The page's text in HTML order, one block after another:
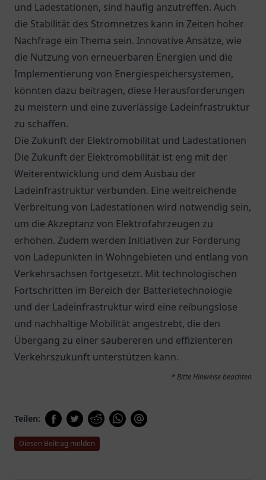
und Ladestationen, sind häufig anzutreffen. Auch
die Stabilität des Stromnetzes kann in Zeiten hoher
Nachfrage ein Thema sein. Innovative Ansätze, wie
die Nutzung von erneuerbaren Energien und die
Implementierung von Energiespeichersystemen,
könnten dazu beitragen, diese Herausforderungen
zu meistern und eine zuverlässige Ladeinfrastruktur
zu schaffen.
Die Zukunft der Elektromobilität und Ladestationen
Die Zukunft der Elektromobilität ist eng mit der
Weiterentwicklung und dem Ausbau der
Ladeinfrastruktur verbunden. Eine weitreichende
Verbreitung von Ladestationen wird notwendig sein,
um die Akzeptanz von Elektrofahrzeugen zu
erhöhen. Zudem werden Initiativen zur Förderung
von Ladepunkten in Wohngebieten und entlang von
Verkehrsachsen fortgesetzt. Mit technologischen
Fortschritten im Bereich der Batterietechnologie
und der Ladeinfrastruktur wird eine reibungslose
und nachhaltige Mobilität angestrebt, die den
Übergang zu einer saubereren und effizienteren
Verkehrszukunft unterstützen kann.
* Bitte Hinweise beachten
Teilen:
Diesen Beitrag melden